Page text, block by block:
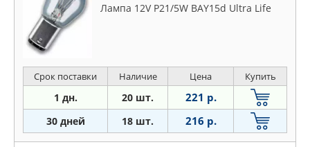
Лампа 12V P21/5W BAY15d Ultra Life
Срок поставки Наличие Цена Купить
1 дн. 20 шт. 221 р.
30 дней 18 шт. 216 р.